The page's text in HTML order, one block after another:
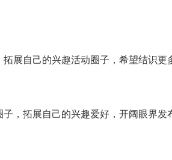
展自己的兴趣活动圈子，希望结识更
，拓展自己的兴趣爱好，开阔眼界